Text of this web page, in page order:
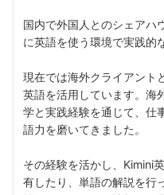
国内で外国人とのシェアハ
に英語を使う環境で実践的
現在では海外クライアント
英語を活用しています。海
学と実践経験を通じて、仕
語力を磨いてきました。
その経験を活かし、Kimini
有したり、単語の解説を行